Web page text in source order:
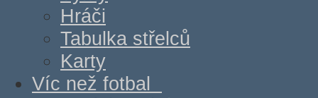
Hráči
Tabulka střelců
Karty
Víc než fotbal